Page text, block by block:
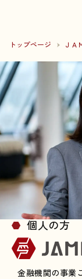
トップページ ＪＡ
個人の方
金融機関の事業